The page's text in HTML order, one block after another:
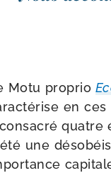
Motu pro­prio
en ces
quatre
une